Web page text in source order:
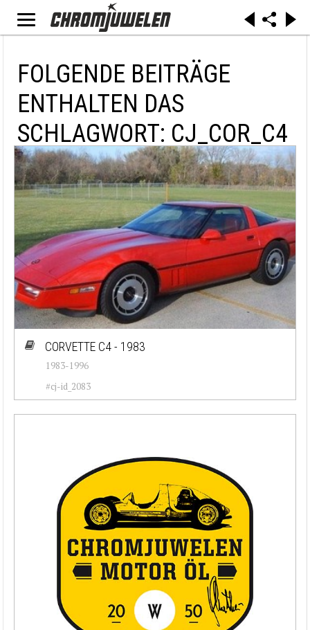
FOLGENDE BEITRÄGE
ENTHALTEN DAS
SCHLAGWORT: CJ_COR_C4
CORVETTE C4 - 1983
1983-1996
#cj-id_2083